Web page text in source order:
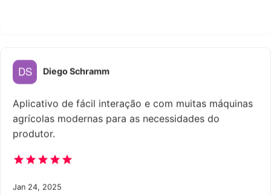
Diego Schramm
Aplicativo de fácil interação e com muitas máquinas
agrícolas modernas para as necessidades do
produtor.
Jan 24, 2025